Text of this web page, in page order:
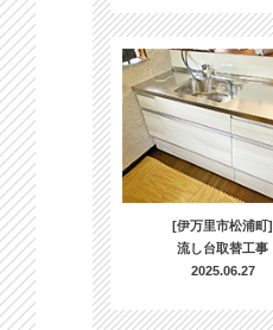
[伊万里市松浦町]
流し台取替工事
2025.06.27